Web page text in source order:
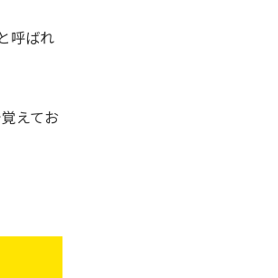
呼ばれ
えてお